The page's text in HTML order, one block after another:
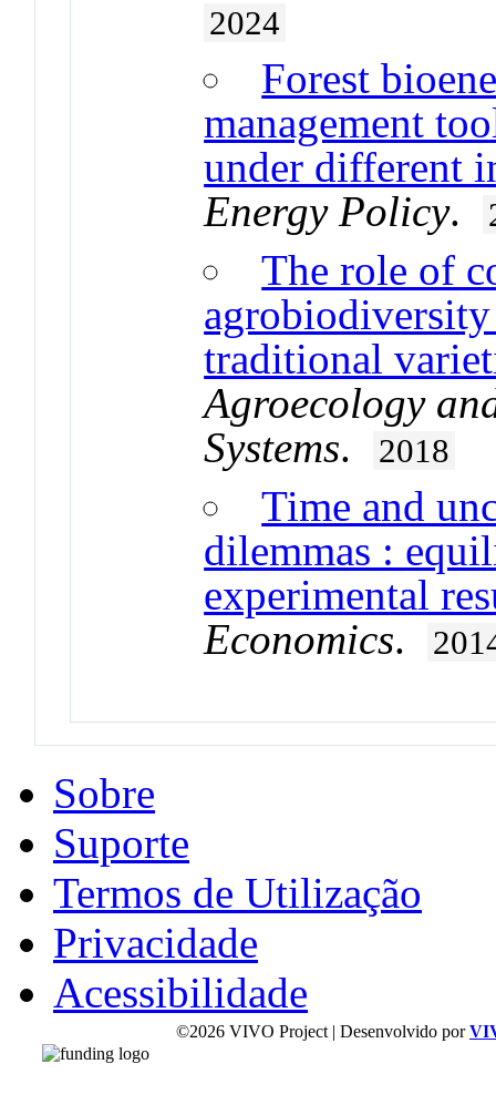
2024
Forest
management
under different
Energy Policy.
The role of
traditional
Agroecology
Systems. 2018
Time and
dilemmas :
experimental
Economics.
Sobre
Suporte
Termos de Utilização
Privacidade
Acessibilidade
©2026 VIVO Project | Desenvolvido por